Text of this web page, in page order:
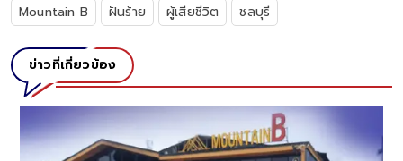
Mountain B
ฝันร้าย ผู้เสียชีวิต ชลบุรี
ข่าวที่เกี่ยวข้อง